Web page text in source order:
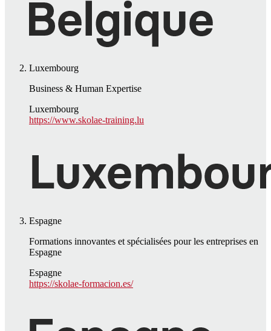
Luxembourg
Business & Human Expertise
Luxembourg
https://www.skolae-training.lu
Espagne
Formations innovantes et spécialisées pour les entreprises en
Espagne
Espagne
https://skolae-formacion.es/